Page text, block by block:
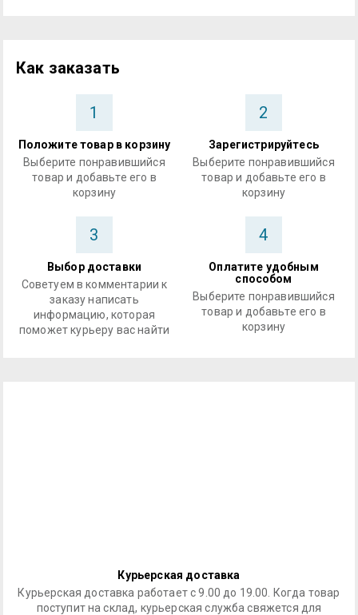
Как заказать
1
Положите товар в корзину
Выберите понравившийся
товар и добавьте его в
корзину
2
Зарегистрируйтесь
Выберите понравившийся
товар и добавьте его в
корзину
3
Выбор доставки
Советуем в комментарии к
заказу написать
информацию, которая
поможет курьеру вас найти
4
Оплатите удобным
способом
Выберите понравившийся
товар и добавьте его в
корзину
Курьерская доставка
Курьерская доставка работает с 9.00 до 19.00. Когда товар
поступит на склад, курьерская служба свяжется для